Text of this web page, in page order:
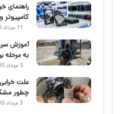
راهنمای
11 مرداد 1405
آموزش
به مرحله
5 مرداد 1405
علت
چطور
3 مرداد 1405